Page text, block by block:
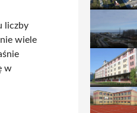
liczby
wiele
w